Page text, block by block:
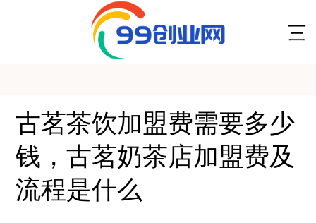
古茗茶饮加盟费需要多少
钱，古茗奶茶店加盟费及
流程是什么